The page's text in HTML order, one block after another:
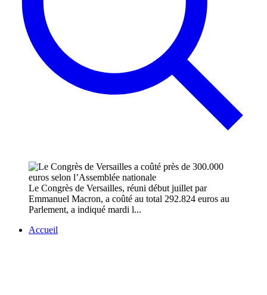
Le Congrès de Versailles, réuni début juillet par
Emmanuel Macron, a coûté au total 292.824 euros au
Parlement, a indiqué mardi l...
Accueil